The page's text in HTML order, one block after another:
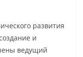
развития
и
ведущий